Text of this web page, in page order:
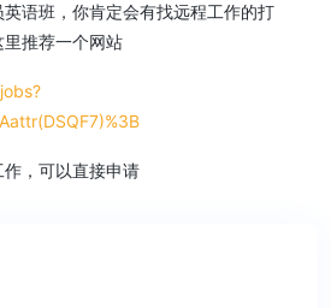
语班，你肯定会有找远程工作的打
推荐一个网站
，可以直接申请